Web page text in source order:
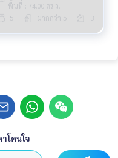
พื้นที่ : 74.00 ตร.ว.
5 มากกว่า 5
โดนใจ